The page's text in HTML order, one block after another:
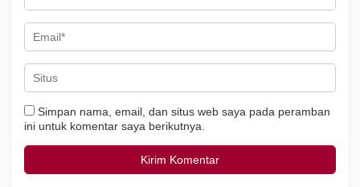
Simpan nama, email, dan situs web saya pada peramban
ini untuk komentar saya berikutnya.